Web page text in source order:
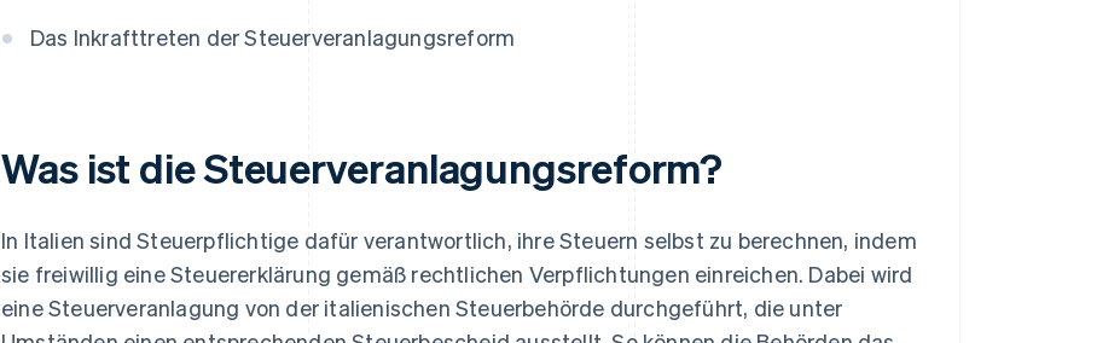
Das Inkrafttreten der Steuerveranlagungsreform
Was ist die Steuerveranlagungsreform?
In Italien sind Steuerpflichtige dafür verantwortlich, ihre Steuern selbst zu berechnen, indem
sie freiwillig eine Steuererklärung gemäß rechtlichen Verpflichtungen einreichen. Dabei wird
eine Steuerveranlagung von der italienischen Steuerbehörde durchgeführt, die unter